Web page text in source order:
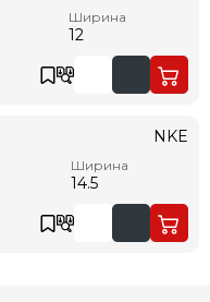
Ширина
12
Ширина
14.5
NKE